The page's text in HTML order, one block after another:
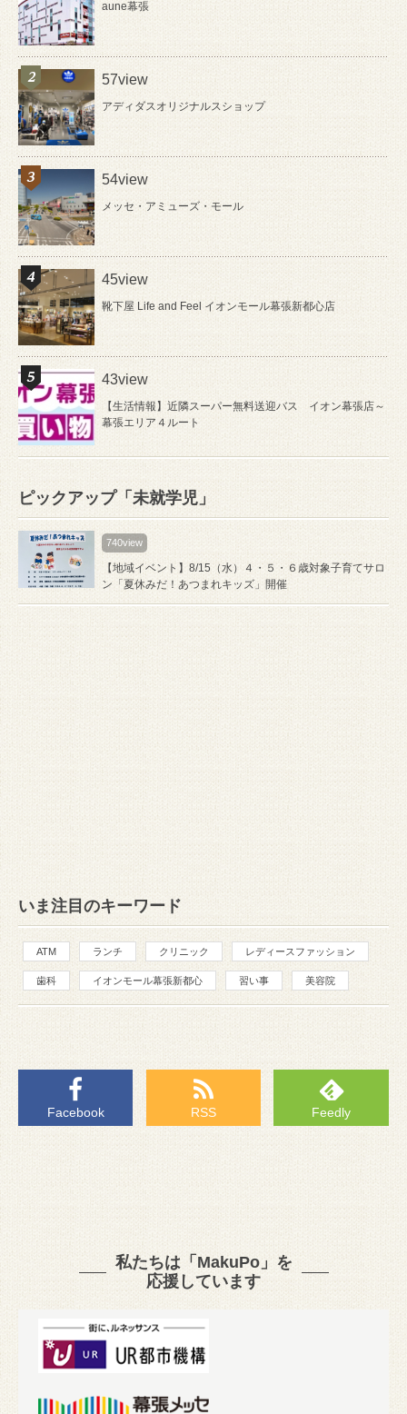
aune幕張
57view
アディダスオリジナルスショップ
54view
メッセ・アミューズ・モール
45view
靴下屋 Life and Feel イオンモール幕張新都心店
43view
【生活情報】近隣スーパー無料送迎バス イオン幕張店～
幕張エリア４ルート
ピックアップ「未就学児」
740view
【地域イベント】8/15（水）４・５・６歳対象子育てサロ
ン「夏休みだ！あつまれキッズ」開催
いま注目のキーワード
ATM ランチ クリニック レディースファッション
歯科 イオンモール幕張新都心 習い事 美容院
Facebook RSS Feedly
私たちは「MakuPo」を
応援しています